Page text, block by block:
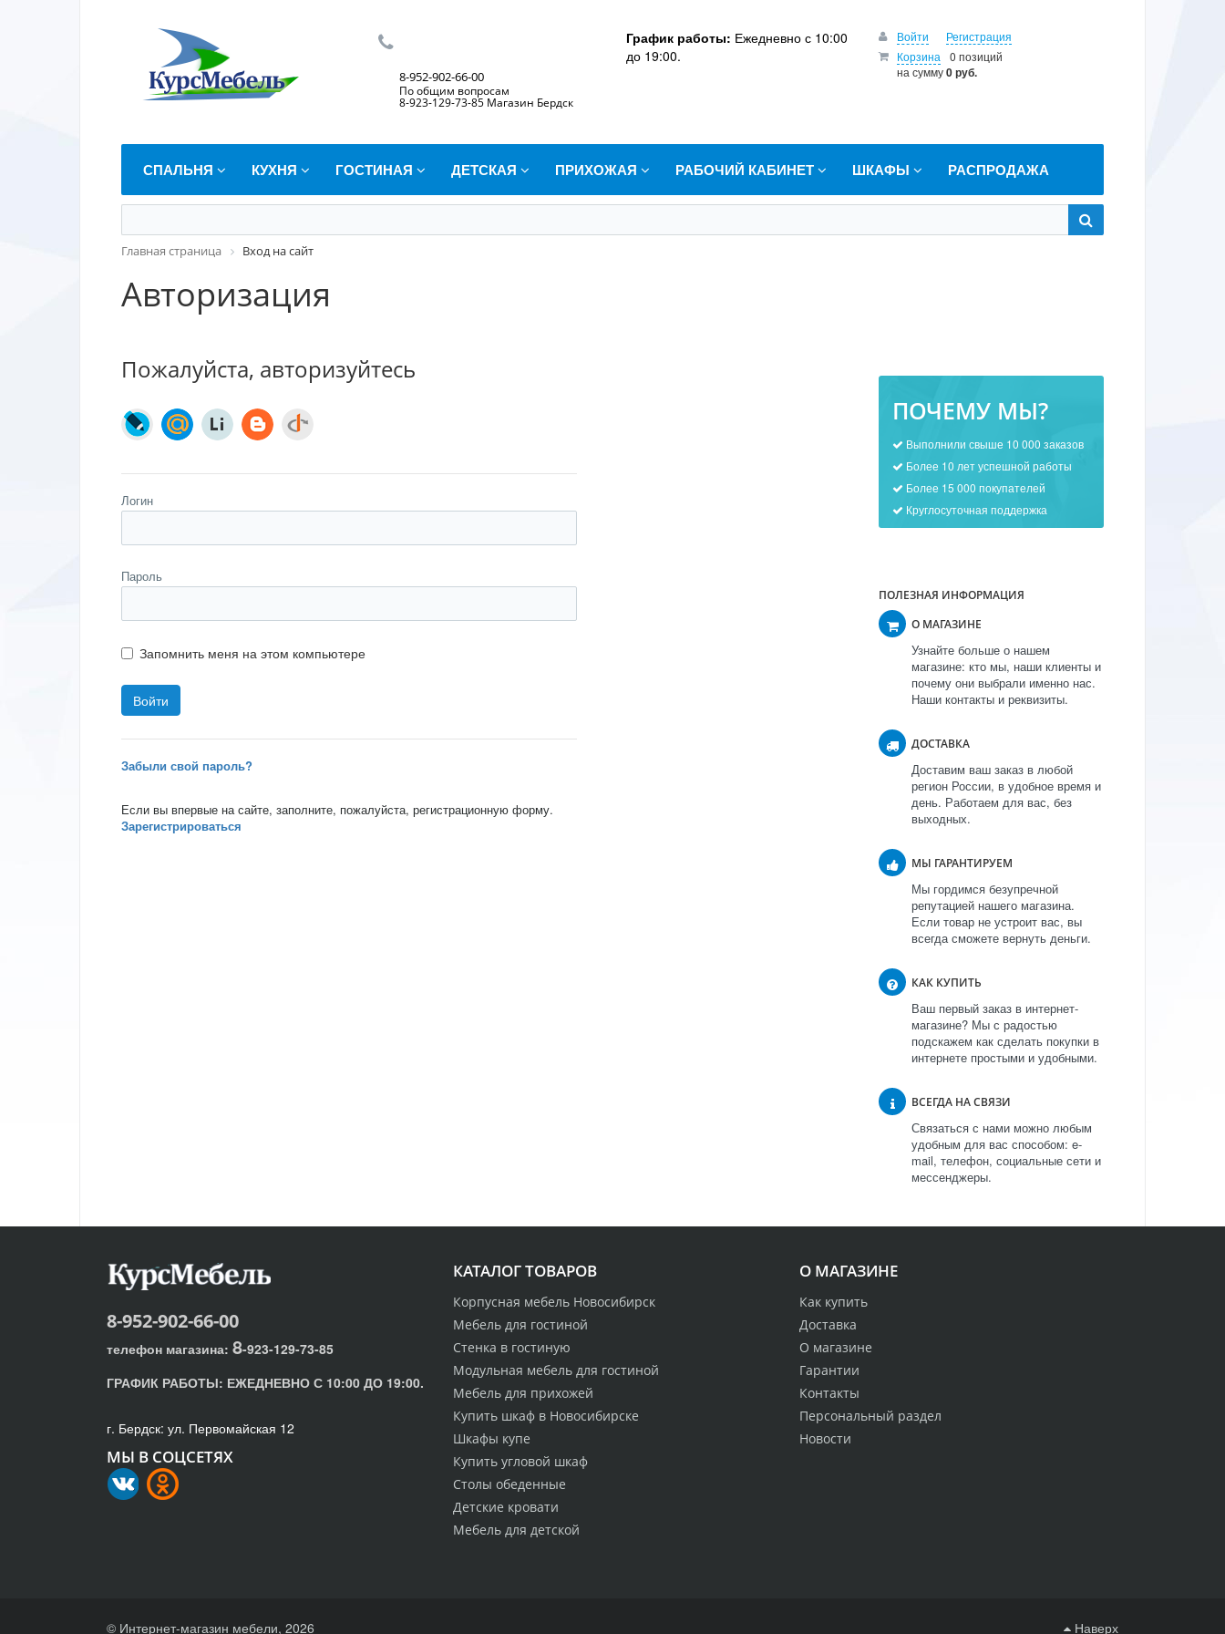
8-952-902-66-00
По общим вопросам
8-923-129-73-85 Магазин Бердск
График работы: Ежедневно с 10:00
до 19:00.
Войти
Регистрация
Корзина
0 позиций
на сумму0 руб.
СПАЛЬНЯ КУХНЯ ГОСТИНАЯ ДЕТСКАЯ ПРИХОЖАЯ РАБОЧИЙ КАБИНЕТ ШКАФЫ РАСПРОДАЖА
Главная страница Вход на сайт
Авторизация
Пожалуйста, авторизуйтесь
Логин
Пароль
Запомнить меня на этом компьютере
Забыли свой пароль?
Если вы впервые на сайте, заполните, пожалуйста, регистрационную форму.
Зарегистрироваться
ПОЧЕМУ МЫ?
Выполнили свыше 10 000 заказов
Более 10 лет успешной работы
Более 15 000 покупателей
Круглосуточная поддержка
ПОЛЕЗНАЯ ИНФОРМАЦИЯ
О МАГАЗИНЕ
Узнайте больше о нашем
магазине: кто мы, наши клиенты и
почему они выбрали именно нас.
Наши контакты и реквизиты.
ДОСТАВКА
Доставим ваш заказ в любой
регион России, в удобное время и
день. Работаем для вас, без
выходных.
МЫ ГАРАНТИРУЕМ
Мы гордимся безупречной
репутацией нашего магазина.
Если товар не устроит вас, вы
всегда сможете вернуть деньги.
КАК КУПИТЬ
Ваш первый заказ в интернет-
магазине? Мы с радостью
подскажем как сделать покупки в
интернете простыми и удобными.
ВСЕГДА НА СВЯЗИ
Связаться с нами можно любым
удобным для вас способом: e-
mail, телефон, социальные сети и
мессенджеры.
О МАГАЗИНЕ
Как купить
Доставка
О магазине
Гарантии
Контакты
Персональный раздел
Новости
КАТАЛОГ ТОВАРОВ
Корпусная мебель Новосибирск
Мебель для гостиной
Стенка в гостиную
Модульная мебель для гостиной
Мебель для прихожей
Купить шкаф в Новосибирске
Шкафы купе
Купить угловой шкаф
Столы обеденные
Детские кровати
Мебель для детской
8-952-902-66-00
телефон магазина: 8-923-129-73-85
ГРАФИК РАБОТЫ: ЕЖЕДНЕВНО С 10:00 ДО 19:00.
г. Бердск: ул. Первомайская 12
МЫ В СОЦСЕТЯХ
© Интернет-магазин мебели, 2026 Наверх